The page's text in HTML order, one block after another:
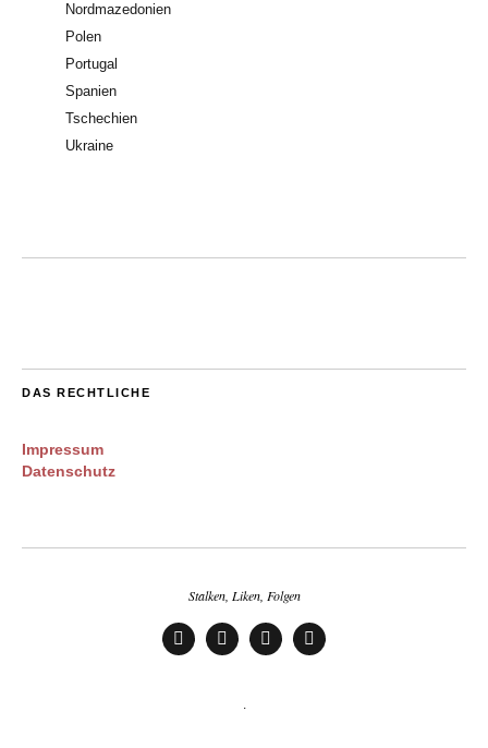
Nordmazedonien
Polen
Portugal
Spanien
Tschechien
Ukraine
DAS RECHTLICHE
Impressum
Datenschutz
Stalken, Liken, Folgen